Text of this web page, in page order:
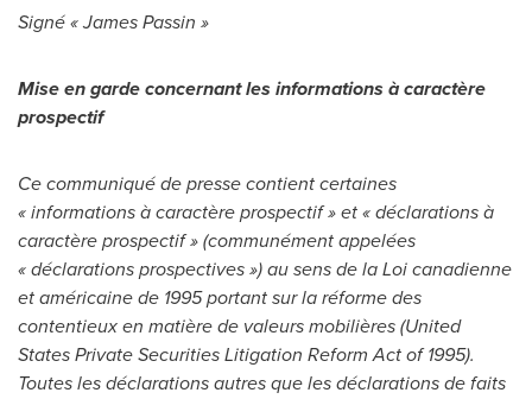
Signé « James Passin »
Mise en garde concernant les informations à caractère
prospectif
Ce communiqué de presse contient certaines
« informations à caractère prospectif » et « déclarations à
caractère prospectif » (communément appelées
« déclarations prospectives ») au sens de la Loi canadienne
et américaine de 1995 portant sur la réforme des
contentieux en matière de valeurs mobilières (United
States Private Securities Litigation Reform Act of 1995).
Toutes les déclarations autres que les déclarations de faits